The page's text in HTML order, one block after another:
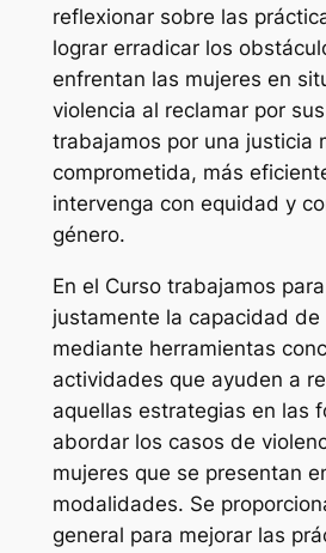
reflexionar sobre las
lograr erradicar los
enfrentan las mujeres en
violencia al reclamar por
trabajamos por una justicia
comprometida, más
intervenga con equidad y
género.
En el Curso trabajamos
justamente la capacidad de
mediante herramientas
actividades que ayuden a
aquellas estrategias en las
abordar los casos de
mujeres que se presentan
modalidades. Se
general para mejorar las